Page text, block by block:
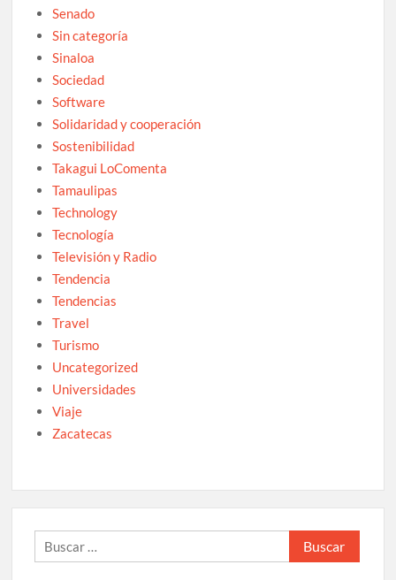
Senado
Sin categoría
Sinaloa
Sociedad
Software
Solidaridad y cooperación
Sostenibilidad
Takagui LoComenta
Tamaulipas
Technology
Tecnología
Televisión y Radio
Tendencia
Tendencias
Travel
Turismo
Uncategorized
Universidades
Viaje
Zacatecas
Buscar: